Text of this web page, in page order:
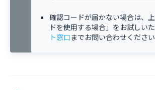
確認コードが届かない場合は、
ドを使用する場合」をお試しいた
ト窓口までお問い合わせください